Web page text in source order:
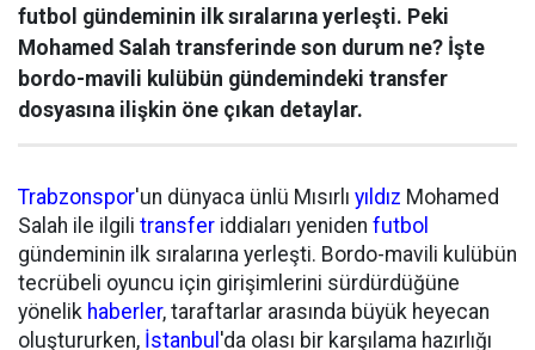
futbol gündeminin ilk sıralarına yerleşti. Peki
Mohamed Salah transferinde son durum ne? İşte
bordo-mavili kulübün gündemindeki transfer
dosyasına ilişkin öne çıkan detaylar.
Trabzonspor'un dünyaca ünlü Mısırlı yıldız Mohamed
Salah ile ilgili transfer iddiaları yeniden futbol
gündeminin ilk sıralarına yerleşti. Bordo-mavili kulübün
tecrübeli oyuncu için girişimlerini sürdürdüğüne
yönelik haberler, taraftarlar arasında büyük heyecan
oluştururken, İstanbul 'da olası bir karşılama hazırlığı